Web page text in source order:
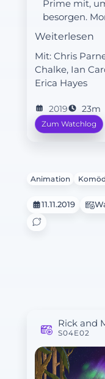
Prime mit,
besorgen.
dass die
seinen
kann. Morty
Kristalle ein,
Weiterlesen
Mit: Chris
Chalke, Ian
Erica Hayes
2019 23m
Zum Watchlog
Animation
11.11.2019
Rick and
S04E02